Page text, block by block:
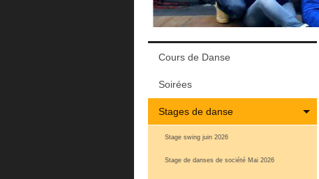
Cours de Danse
Soirées
Stages de danse
Stage swing juin 2026
Stage de danses de société Mai 2026